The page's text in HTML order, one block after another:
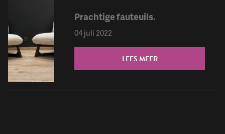
Prachtige fauteuils.
04 juli 2022
LEES MEER